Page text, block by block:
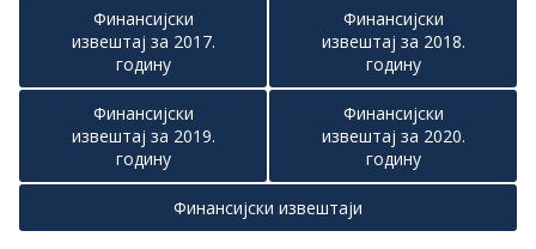
Финансијски
извештај за 2017.
годину
Финансијски
извештај за 2018.
годину
Финансијски
извештај за 2019.
годину
Финансијски
извештај за 2020.
годину
Финансијски извештаји